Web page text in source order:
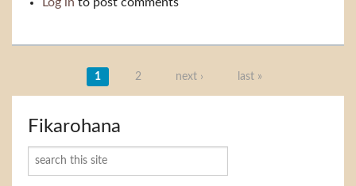
1 2 next › last »
Fikarohana
Karoka